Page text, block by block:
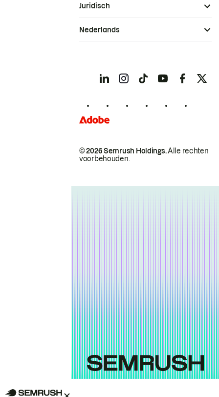
© 2026 Semrush Holdings.Alle rechten
voorbehouden.
Juridisch
Nederlands